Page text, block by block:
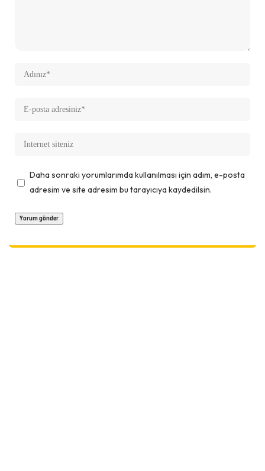
Daha sonraki yorumlarımda kullanılması için adım, e-posta
adresim ve site adresim bu tarayıcıya kaydedilsin.